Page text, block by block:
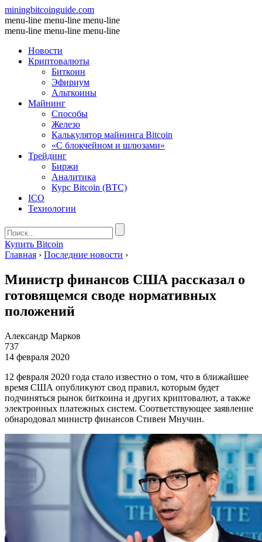
miningbitcoinguide.com
menu-line menu-line menu-line
menu-line menu-line menu-line
Новости
Криптовалюты
Биткоин
Эфириум
Альткоины
Майнинг
Способы
Железо
Калькулятор майнинга Bitcoin
«С блокчейном и шлюзами»
Трейдинг
Биржи
Аналитика
Курс Bitcoin (BTC)
ICO
Технологии
Купить Bitcoin
Главная › Последние новости ›
Министр финансов США рассказал о
готовящемся своде нормативных
положений
Александр Марков
737
14 февраля 2020
12 февраля 2020 года стало известно о том, что в ближайшее
время США опубликуют свод правил, которым будет
подчиняться рынок биткоина и других криптовалют, а также
электронных платежных систем. Соответствующее заявление
обнародовал министр финансов Стивен Мнучин.